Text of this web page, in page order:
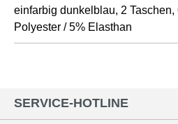
einfarbig dunkelblau, 2
Polyester / 5% Elasthan
SERVICE-HOTLINE